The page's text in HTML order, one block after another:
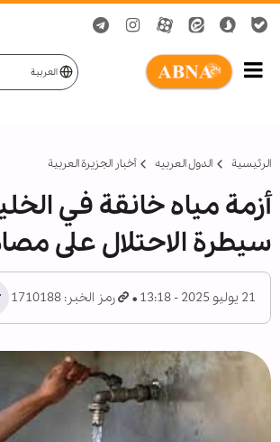
العربية
الرئيسية الدول العربیه أخبار الجزيرة العربية
أزمة مياه خانقة في
سيطرة الاحتلال على
21 يوليو 2025 - 13:18 رمز الخبر: 1710188